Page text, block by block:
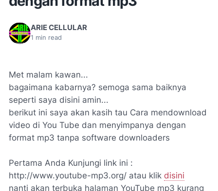
ARIE CELLULAR
1 min read
Met malam kawan...
bagaimana kabarnya? semoga sama baiknya
seperti saya disini amin...
berikut ini saya akan kasih tau Cara mendownload
video di You Tube dan menyimpanya dengan
format mp3 tanpa software downloaders
Pertama Anda Kunjungi link ini :
http://www.youtube-mp3.org/ atau klik disini
nanti akan terbuka halaman YouTube mp3 kurang